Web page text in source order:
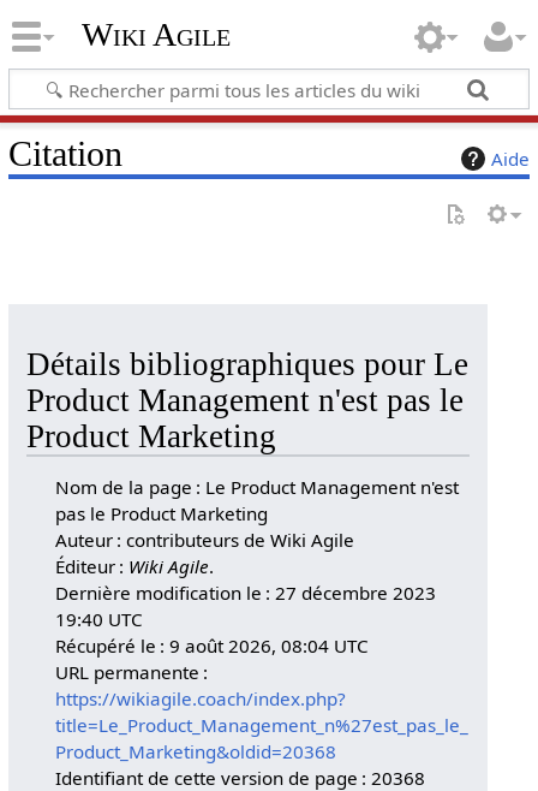
Wiki Agile
Aide
Citation
Détails bibliographiques pour Le
Product Management n'est pas le
Product Marketing
Nom de la page : Le Product Management n'est
pas le Product Marketing
Auteur : contributeurs de Wiki Agile
Éditeur : Wiki Agile.
Dernière modification le : 27 décembre 2023
19:40 UTC
Récupéré le : 9 août 2026, 08:04 UTC
URL permanente :
https://wikiagile.coach/index.php?
title=Le_Product_Management_n%27est_pas_le_
Product_Marketing&oldid=20368
Identifiant de cette version de page : 20368